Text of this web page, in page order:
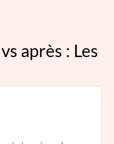
après : Les